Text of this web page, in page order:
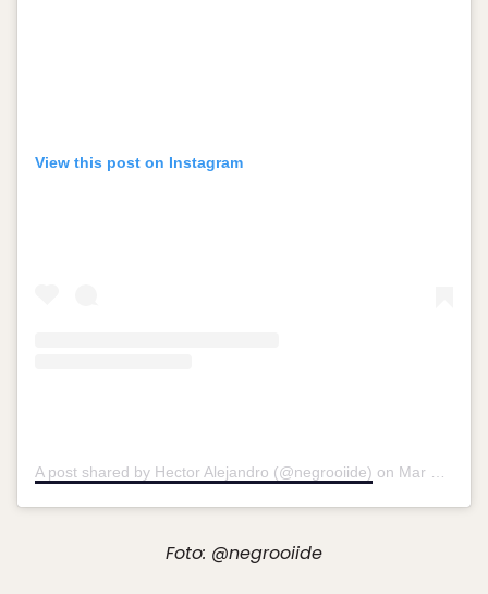
View this post on Instagram
A post shared by Hector Alejandro (@negrooiide) on Mar 28, 2016 at 5:22pm PDT
Foto: @negrooiide